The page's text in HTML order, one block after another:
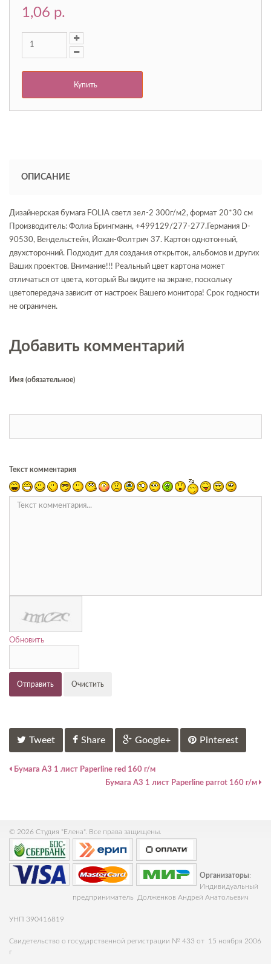
1,06 p.
Купить
ОПИСАНИЕ
Дизайнерская бумага FOLIA светл зел-2 300г/м2, формат 20*30 см
Производитель: Фолиа Брингманн, +499129/277-277.Германия D-
90530, Вендельстейн, Йохан-Фолтрич 37. Картон однотонный,
двухсторонний. Подходит для создания открыток, альбомов и других
Ваших проектов. Внимание!!! Реальный цвет картона может
отличаться от цвета, который Вы видите на экране, поскольку
цветопередача зависит от настроек Вашего монитора! Срок годности
не ограничен.
Добавить комментарий
Имя (обязательное)
Текст комментария
Обновить
Отправить Очистить
Tweet Share Google+ Pinterest
Бумага А3 1 лист Paperline red 160 г/м
Бумага А3 1 лист Paperline parrot 160 г/м
© 2026 Студия "Елена". Все права защищены.
Организаторы:
Индивидуальный
предприниматель Долженков Андрей Анатольевич
УНП 390416819
Свидетельство о государственной регистрации № 433 от 15 ноября 2006
г